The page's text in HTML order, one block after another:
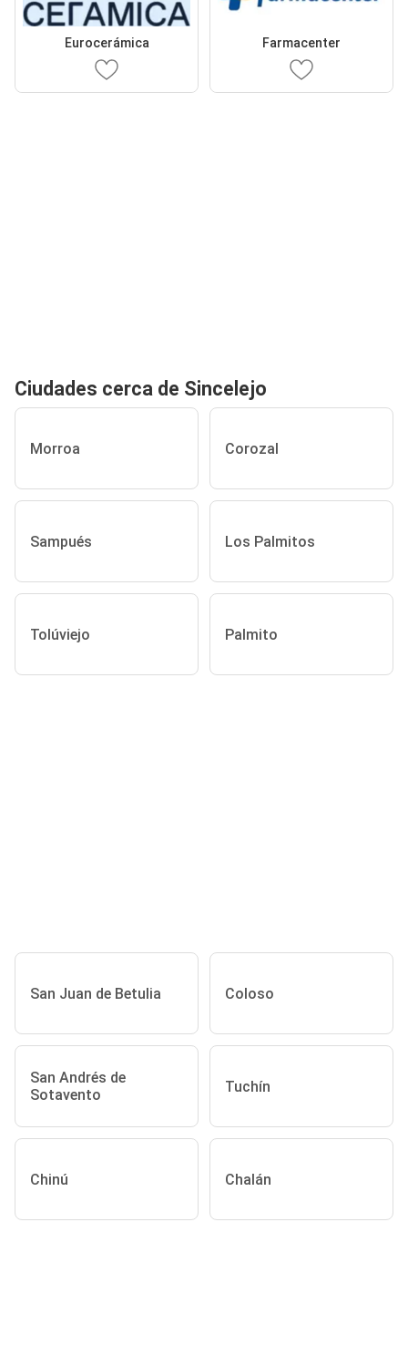
Eurocerámica Farmacenter
Ciudades cerca de Sincelejo
Morroa Corozal
Sampués Los Palmitos
Tolúviejo Palmito
San Juan de Betulia Coloso
San Andrés de
Sotavento
Tuchín
Chinú Chalán